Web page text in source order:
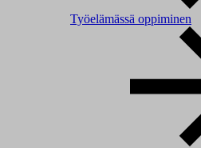
Työelämässä oppiminen